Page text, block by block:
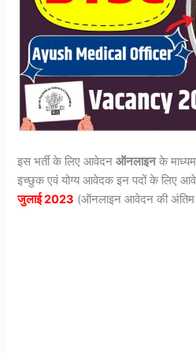
इस भर्ती के लिए आवेदनऑनलाइनके
इच्छुक एवं योग्य आवेदक इन पदों के लिए
जुलाई 2023 (ऑनलाइन आवेदन की अंतिम